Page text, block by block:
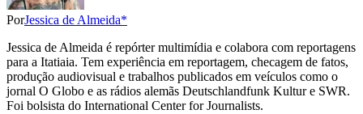
PorJessica de Almeida*
Jessica de Almeida é repórter multimídia e colabora com reportagens
para a Itatiaia. Tem experiência em reportagem, checagem de fatos,
produção audiovisual e trabalhos publicados em veículos como o
jornal O Globo e as rádios alemãs Deutschlandfunk Kultur e SWR.
Foi bolsista do International Center for Journalists.